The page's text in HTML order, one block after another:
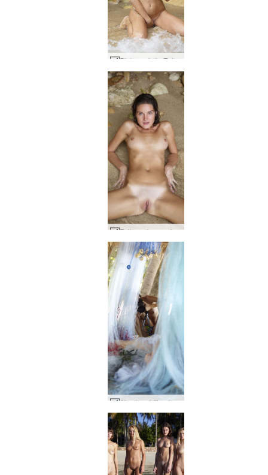
Zaika seks na plaży #81
Alya kręci film dokumentalny o Zaice #59